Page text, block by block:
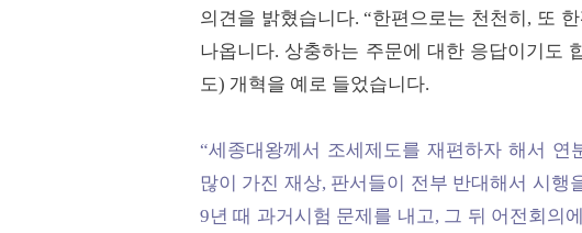
의견을 밝혔습니다. “한편으로는 천천히, 또
나옵니다. 상충하는 주문에 대한 응답이기도
도) 개혁을 예로 들었습니다.
“세종대왕께서 조세제도를 재편하자 해서
많이 가진 재상, 판서들이 전부 반대해서 시행
9년 때 과거시험 문제를 내고, 그 뒤 어전회의